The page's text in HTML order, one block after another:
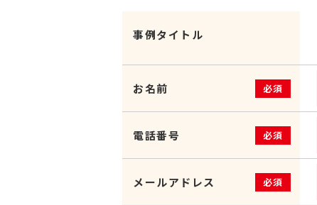
事例タイトル
お名前 必須
電話番号 必須
メールアドレス 必須